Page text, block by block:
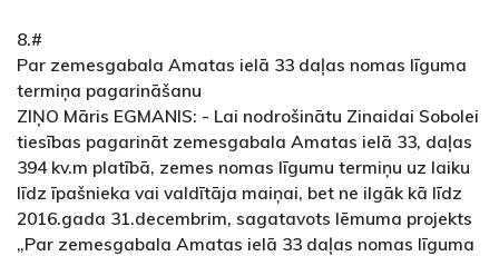
8.#
Par zemesgabala Amatas ielā 33 daļas nomas līguma
termiņa pagarināšanu
ZIŅO Māris EGMANIS: - Lai nodrošinātu Zinaidai Sobolei
tiesības pagarināt zemesgabala Amatas ielā 33, daļas
394 kv.m platībā, zemes nomas līgumu termiņu uz laiku
līdz īpašnieka vai valdītāja maiņai, bet ne ilgāk kā līdz
2016.gada 31.decembrim, sagatavots lēmuma projekts
„Par zemesgabala Amatas ielā 33 daļas nomas līguma